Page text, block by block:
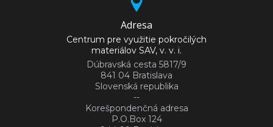
Adresa
Centrum pre využitie pokročilých
materiálov SAV, v. v. i.
Dúbravská cesta 5817/9
841 04 Bratislava
Slovenská republika
--
Korešpondenčná adresa
P.O.Box 124